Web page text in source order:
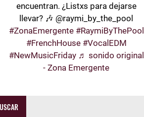
encuentran. ¿Listxs para dejarse
llevar? 🎶 @raymi_by_the_pool
#ZonaEmergente #RaymiByThePool
#FrenchHouse #VocalEDM
#NewMusicFriday ♬ sonido original
- Zona Emergente